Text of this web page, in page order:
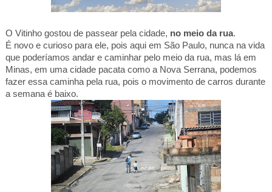
O Vitinho gostou de passear pela cidade, no meio da rua.
É novo e curioso para ele, pois aqui em São Paulo, nunca na vida
que poderíamos andar e caminhar pelo meio da rua, mas lá em
Minas, em uma cidade pacata como a Nova Serrana, podemos
fazer essa caminha pela rua, pois o movimento de carros durante
a semana é baixo.